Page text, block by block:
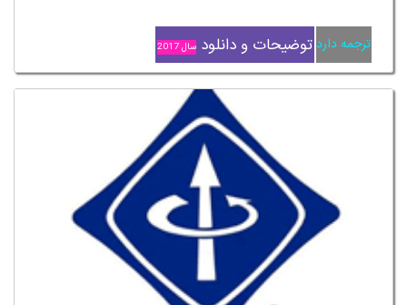
ترجمه دارد توضیحات و دانلود سال 2017